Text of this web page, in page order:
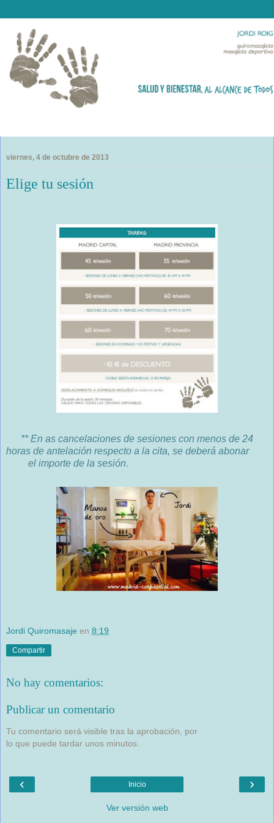
viernes, 4 de octubre de 2013
Elige tu sesión
** En as cancelaciones de sesiones con menos de 24
horas de antelación respecto a la cita, se deberá abonar
el importe de la sesión.
Jordi Quiromasaje en 8:19
Compartir
No hay comentarios:
Publicar un comentario
Tu comentario será visible tras la aprobación, por
lo que puede tardar unos minutos.
‹ ›
Inicio
Ver versión web